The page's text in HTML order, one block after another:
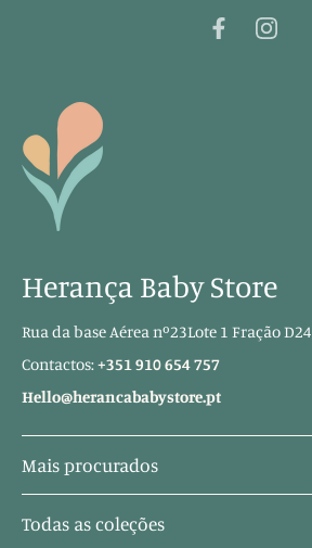
Herança Baby Store
Rua da base Aérea nº23Lote 1 Fração
Contactos:+351 910 654 757
Hello@herancababystore.pt
Mais procurados
Todas as coleções